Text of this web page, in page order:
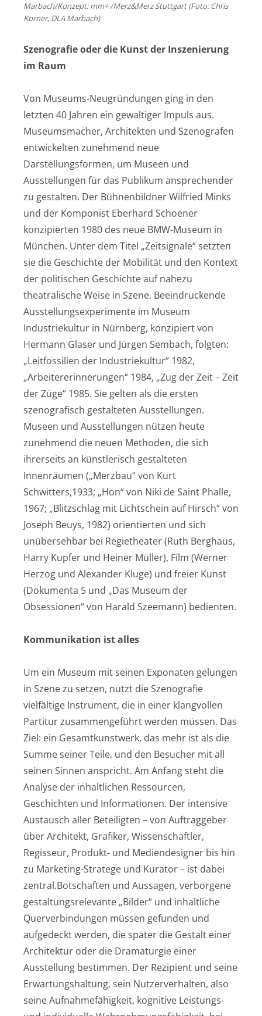
Marbach/Konzept: mm+ /Merz&Merz Stuttgart (Foto: Chris
Korner, DLA Marbach)
Szenografie oder die Kunst der Inszenierung
im Raum
Von Museums-Neugründungen ging in den
letzten 40 Jahren ein gewaltiger Impuls aus.
Museumsmacher, Architekten und Szenografen
entwickelten zunehmend neue
Darstellungsformen, um Museen und
Ausstellungen für das Publikum ansprechender
zu gestalten. Der Bühnenbildner Wilfried Minks
und der Komponist Eberhard Schoener
konzipierten 1980 des neue BMW-Museum in
München. Unter dem Titel „Zeitsignale“ setzten
sie die Geschichte der Mobilität und den Kontext
der politischen Geschichte auf nahezu
theatralische Weise in Szene. Beeindruckende
Ausstellungsexperimente im Museum
Industriekultur in Nürnberg, konzipiert von
Hermann Glaser und Jürgen Sembach, folgten:
„Leitfossilien der Industriekultur“ 1982,
„Arbeitererinnerungen“ 1984, „Zug der Zeit – Zeit
der Züge“ 1985. Sie gelten als die ersten
szenografisch gestalteten Ausstellungen.
Museen und Ausstellungen nützen heute
zunehmend die neuen Methoden, die sich
ihrerseits an künstlerisch gestalteten
Innenräumen („Merzbau“ von Kurt
Schwitters,1933; „Hon“ von Niki de Saint Phalle,
1967; „Blitzschlag mit Lichtschein auf Hirsch“ von
Joseph Beuys, 1982) orientierten und sich
unübersehbar bei Regietheater (Ruth Berghaus,
Harry Kupfer und Heiner Müller), Film (Werner
Herzog und Alexander Kluge) und freier Kunst
(Dokumenta 5 und „Das Museum der
Obsessionen“ von Harald Szeemann) bedienten.
Kommunikation ist alles
Um ein Museum mit seinen Exponaten gelungen
in Szene zu setzen, nutzt die Szenografie
vielfältige Instrument, die in einer klangvollen
Partitur zusammengeführt werden müssen. Das
Ziel: ein Gesamtkunstwerk, das mehr ist als die
Summe seiner Teile, und den Besucher mit all
seinen Sinnen anspricht. Am Anfang steht die
Analyse der inhaltlichen Ressourcen,
Geschichten und Informationen. Der intensive
Austausch aller Beteiligten – von Auftraggeber
über Architekt, Grafiker, Wissenschaftler,
Regisseur, Produkt- und Mediendesigner bis hin
zu Marketing-Stratege und Kurator – ist dabei
zentral.Botschaften und Aussagen, verborgene
gestaltungsrelevante „Bilder“ und inhaltliche
Querverbindungen müssen gefunden und
aufgedeckt werden, die später die Gestalt einer
Architektur oder die Dramaturgie einer
Ausstellung bestimmen. Der Rezipient und seine
Erwartungshaltung, sein Nutzerverhalten, also
seine Aufnahmefähigkeit, kognitive Leistungs-